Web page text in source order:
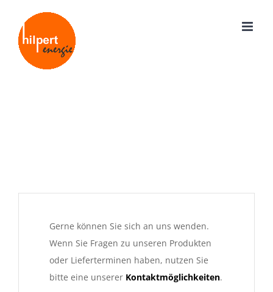
Inhalt
springen
Gerne können Sie sich an uns wenden.
Wenn Sie Fragen zu unseren Produkten
oder Lieferterminen haben, nutzen Sie
bitte eine unserer Kontaktmöglichkeiten.